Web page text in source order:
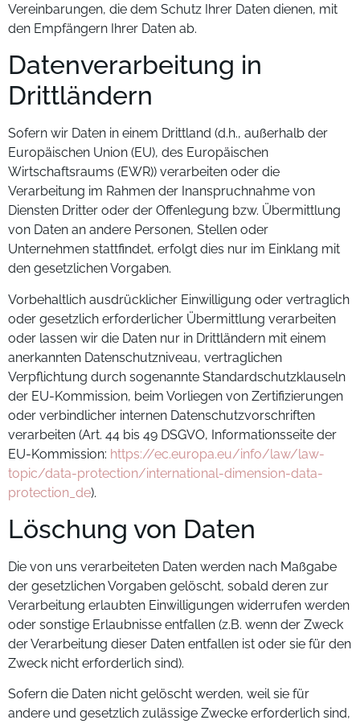
Vereinbarungen, die dem Schutz Ihrer Daten dienen, mit
den Empfängern Ihrer Daten ab.
Datenverarbeitung in
Drittländern
Sofern wir Daten in einem Drittland (d.h., außerhalb der
Europäischen Union (EU), des Europäischen
Wirtschaftsraums (EWR)) verarbeiten oder die
Verarbeitung im Rahmen der Inanspruchnahme von
Diensten Dritter oder der Offenlegung bzw. Übermittlung
von Daten an andere Personen, Stellen oder
Unternehmen stattfindet, erfolgt dies nur im Einklang mit
den gesetzlichen Vorgaben.
Vorbehaltlich ausdrücklicher Einwilligung oder vertraglich
oder gesetzlich erforderlicher Übermittlung verarbeiten
oder lassen wir die Daten nur in Drittländern mit einem
anerkannten Datenschutzniveau, vertraglichen
Verpflichtung durch sogenannte Standardschutzklauseln
der EU-Kommission, beim Vorliegen von Zertifizierungen
oder verbindlicher internen Datenschutzvorschriften
verarbeiten (Art. 44 bis 49 DSGVO, Informationsseite der
EU-Kommission: https://ec.europa.eu/info/law/law-
topic/data-protection/international-dimension-data-
protection_de).
Löschung von Daten
Die von uns verarbeiteten Daten werden nach Maßgabe
der gesetzlichen Vorgaben gelöscht, sobald deren zur
Verarbeitung erlaubten Einwilligungen widerrufen werden
oder sonstige Erlaubnisse entfallen (z.B. wenn der Zweck
der Verarbeitung dieser Daten entfallen ist oder sie für den
Zweck nicht erforderlich sind).
Sofern die Daten nicht gelöscht werden, weil sie für
andere und gesetzlich zulässige Zwecke erforderlich sind,